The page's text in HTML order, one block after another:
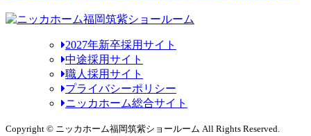
2027年新卒採用サイト
中途採用サイト
職人採用サイト
プライバシーポリシー
ニッカホーム総合サイト
Copyright © ニッカホーム福岡筑紫ショールーム All Rights Reserved.